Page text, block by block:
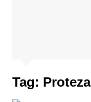
Tag: Proteza